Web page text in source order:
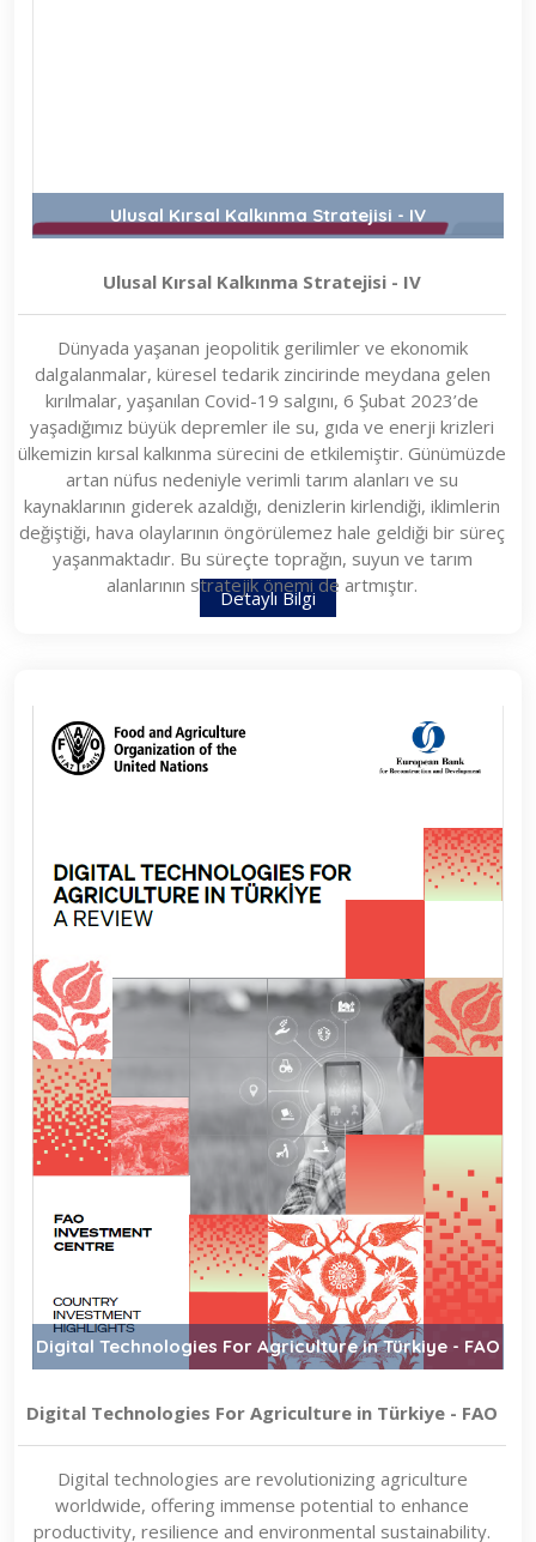
Ulusal Kırsal Kalkınma Stratejisi - IV
Ulusal Kırsal Kalkınma Stratejisi - IV
Dünyada yaşanan jeopolitik gerilimler ve ekonomik
dalgalanmalar, küresel tedarik zincirinde meydana gelen
kırılmalar, yaşanılan Covid-19 salgını, 6 Şubat 2023’de
yaşadığımız büyük depremler ile su, gıda ve enerji krizleri
ülkemizin kırsal kalkınma sürecini de etkilemiştir. Günümüzde
artan nüfus nedeniyle verimli tarım alanları ve su
kaynaklarının giderek azaldığı, denizlerin kirlendiği, iklimlerin
değiştiği, hava olaylarının öngörülemez hale geldiği bir süreç
yaşanmaktadır. Bu süreçte toprağın, suyun ve tarım
alanlarının stratejik önemi de artmıştır.
Detaylı Bilgi
Digital Technologies For Agriculture in Türkiye - FAO
Digital Technologies For Agriculture in Türkiye - FAO
Digital technologies are revolutionizing agriculture
worldwide, offering immense potential to enhance
productivity, resilience and environmental sustainability.